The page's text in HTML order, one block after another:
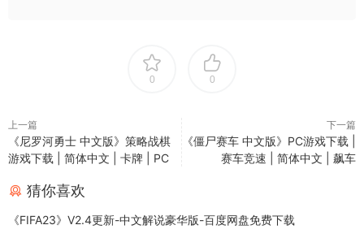
0 0
上一篇
《尼罗河勇士 中文版》策略战棋
游戏下载 | 简体中文 | 卡牌 | PC
下一篇
《僵尸赛车 中文版》PC游戏下载 |
赛车竞速 | 简体中文 | 飙车
猜你喜欢
《FIFA23》V2.4更新-中文解说豪华版-百度网盘免费下载